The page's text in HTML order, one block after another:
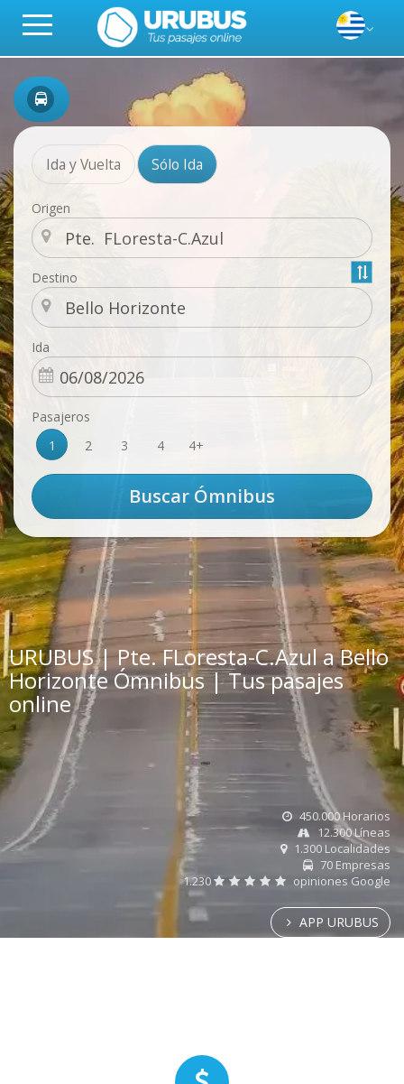
Ida y Vuelta Sólo Ida
Origen
Destino
Ida
Pasajeros
1
2 3 4 4+
URUBUS | Pte. FLoresta-C.Azul a Bello
Horizonte Ómnibus | Tus pasajes
online
450.000 Horarios
12.300 Líneas
1.300 Localidades
70 Empresas
1.230
opiniones Google
APP URUBUS